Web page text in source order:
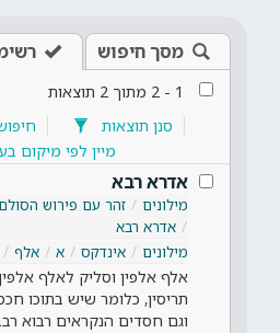
מסך חיפוש
1
-
2 מתוך 2 תוצאות
סנן תוצאות
מיין לפי מיקום
אדרא רבא
מילונים זהר עם פירוש הסולם
אדרא רבא
מילונים
אינדקס א אלף
אלף אלפין וסליק לאלף
תריסין, כלומר שיש בתוכו
וגם חסדים הנקראים רבוא